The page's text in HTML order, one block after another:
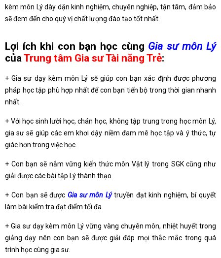
kèm môn Lý dày dặn kinh nghiệm, chuyên nghiệp, tận tâm, đảm bảo
sẽ đem đến cho quý vị chất lượng đào tạo tốt nhất.
Lợi ích khi con bạn học cùng Gia sư môn Lý
củaTrung tâm Gia sư Tài năng Trẻ:
+ Gia sư dạy kèm môn Lý sẽ giúp con bạn xác định được phương
pháp học tập phù hợp nhất để con bạn tiến bộ trong thời gian nhanh
nhất.
+ Với học sinh lười học, chán học, không tập trung trong học môn Lý,
gia sư sẽ giúp các em khơi dậy niềm đam mê học tập và ý thức, tự
giác hơn trong việc học.
+ Con bạn sẽ nắm vững kiến thức môn Vật lý trong SGK cũng như
giải được các bài tập Lý thành thạo.
+ Con bạn sẽ được Gia sư môn Lýtruyền đạt kinh nghiệm, bí quyết
làm bài kiểm tra đạt điểm tối đa.
+ Gia sư dạy kèm môn Lý vững vàng chuyên môn, nhiệt huyết trong
giảng dạy nên con bạn sẽ được giải đáp mọi thắc mắc trong quá
trình học cùng gia sư.